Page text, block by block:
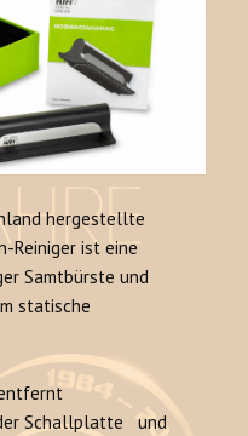
hergestellte
Reiniger ist eine
Samtbürste und
statische
entfernt
Schallplatte und